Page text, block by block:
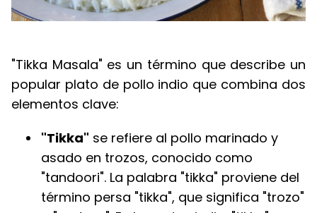
"Tikka Masala" es un término que describe un
popular plato de pollo indio que combina dos
elementos clave:
"Tikka" se refiere al pollo marinado y
asado en trozos, conocido como
"tandoori". La palabra "tikka" proviene del
término persa "tikka", que significa "trozo"